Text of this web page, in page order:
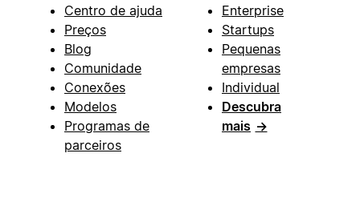
Centro de ajuda
Preços
Blog
Comunidade
Conexões
Modelos
Programas de
parceiros
Enterprise
Startups
Pequenas
empresas
Individual
Descubra
mais →